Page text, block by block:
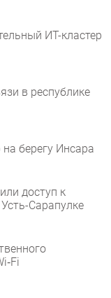
ИТ-кластер
в республике
берегу Инсара
доступ к
Сарапулке